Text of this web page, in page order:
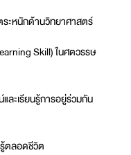
ระหนักด้านวิทยาศาสตร์
Skill) ในศตวรรษ
และเรียนรู้การอยู่ร่วมกัน
รู้ตลอดชีวิต